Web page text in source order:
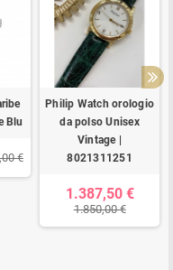
Blu
€
Philip Watch orologio
da polso Unisex
Vintage |
8021311251
1.387,50 €
1.850,00 €